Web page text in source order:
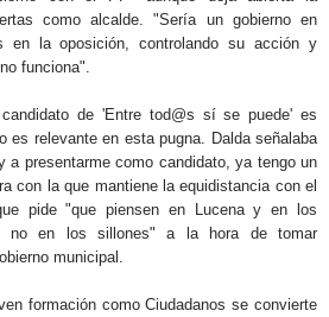
como alcalde. "Sería un gobierno en
en la oposición, controlando su acción y
funciona".
de 'Entre tod@s sí se puede' es
es relevante en esta pugna. Dalda señalaba
a presentarme como candidato, ya tengo un
con la que mantiene la equidistancia con el
pide "que piensen en Lucena y en los
no en los sillones" a la hora de tomar
municipal.
formación como Ciudadanos se convierte